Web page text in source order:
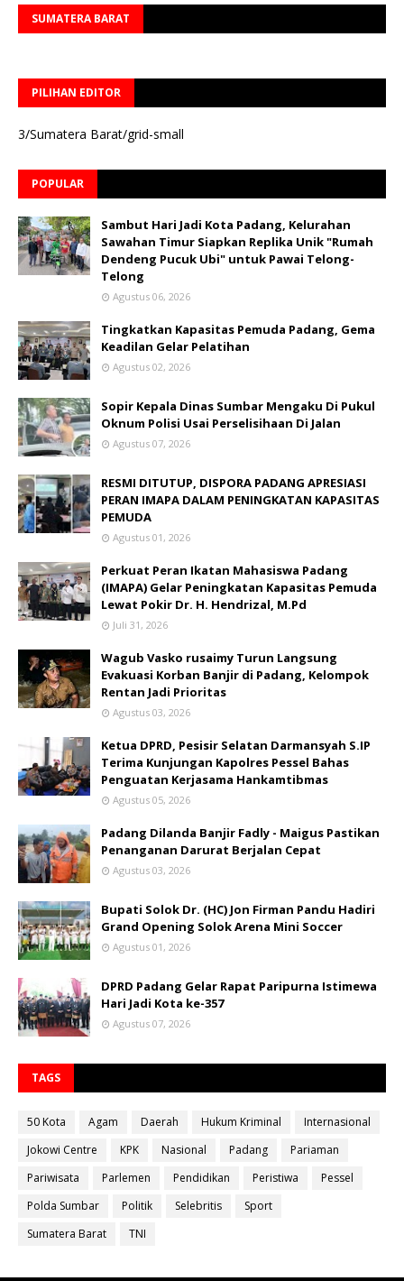
SUMATERA BARAT
PILIHAN EDITOR
3/Sumatera Barat/grid-small
POPULAR
Sambut Hari Jadi Kota Padang, Kelurahan
Sawahan Timur Siapkan Replika Unik "Rumah
Dendeng Pucuk Ubi" untuk Pawai Telong-
Telong
Agustus 06, 2026
Tingkatkan Kapasitas Pemuda Padang, Gema
Keadilan Gelar Pelatihan
Agustus 02, 2026
Sopir Kepala Dinas Sumbar Mengaku Di Pukul
Oknum Polisi Usai Perselisihaan Di Jalan
Agustus 07, 2026
RESMI DITUTUP, DISPORA PADANG APRESIASI
PERAN IMAPA DALAM PENINGKATAN KAPASITAS
PEMUDA
Agustus 01, 2026
Perkuat Peran Ikatan Mahasiswa Padang
(IMAPA) Gelar Peningkatan Kapasitas Pemuda
Lewat Pokir Dr. H. Hendrizal, M.Pd
Juli 31, 2026
Wagub Vasko rusaimy Turun Langsung
Evakuasi Korban Banjir di Padang, Kelompok
Rentan Jadi Prioritas
Agustus 03, 2026
Ketua DPRD, Pesisir Selatan Darmansyah S.IP
Terima Kunjungan Kapolres Pessel Bahas
Penguatan Kerjasama Hankamtibmas
Agustus 05, 2026
Padang Dilanda Banjir Fadly - Maigus Pastikan
Penanganan Darurat Berjalan Cepat
Agustus 03, 2026
Bupati Solok Dr. (HC) Jon Firman Pandu Hadiri
Grand Opening Solok Arena Mini Soccer
Agustus 01, 2026
DPRD Padang Gelar Rapat Paripurna Istimewa
Hari Jadi Kota ke-357
Agustus 07, 2026
TAGS
50 Kota Agam Daerah Hukum Kriminal
Internasional
Jokowi Centre
KPK Nasional Padang
Pariaman
Pariwisata
Parlemen Pendidikan Peristiwa
Pessel
Polda Sumbar
Politik Selebritis
Sport
Sumatera Barat
TNI